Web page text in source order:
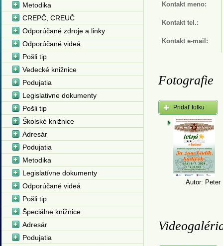
Kontakt meno:
Kontakt tel.:
Kontakt e-mail:
Fotografie
Pridať fotku
Autor: Peter
Metodika
CREPČ, CREUČ
Odporúčané zdroje a linky
Odporúčané videá
Pošli tip
Vedecké knižnice
Podujatia
Legislativne dokumenty
Pošli tip
Školské knižnice
Adresár
Podujatia
Metodika
Legislatívne dokumenty
Odporúčané videá
Pošli tip
Špeciálne knižnice
Adresár
Podujatia